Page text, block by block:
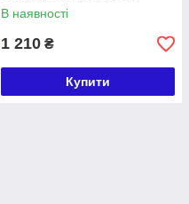
В наявності
1 210 ₴
Купити